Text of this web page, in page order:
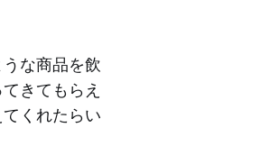
な商品を飲
きてもらえ
くれたらい